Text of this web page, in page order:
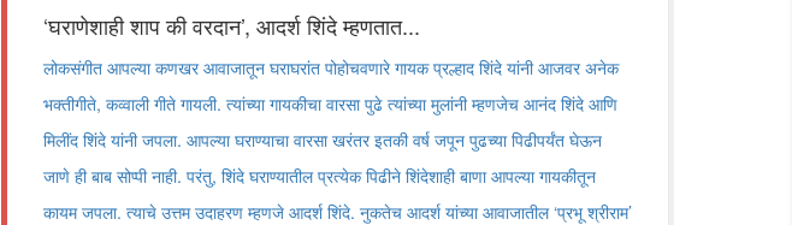
‘घराणेशाही शाप की वरदान’, आदर्श शिंदे म्हणतात...
लोकसंगीत आपल्या कणखर आवाजातून घराघरांत पोहोचवणारे गायक प्रल्हाद शिंदे यांनी आजवर अनेक
भक्तीगीते, कव्वाली गीते गायली. त्यांच्या गायकीचा वारसा पुढे त्यांच्या मुलांनी म्हणजेच आनंद शिंदे आणि
मिलींद शिंदे यांनी जपला. आपल्या घराण्याचा वारसा खरंतर इतकी वर्ष जपून पुढच्या पिढीपर्यंत घेऊन
जाणे ही बाब सोप्पी नाही. परंतु, शिंदे घराण्यातील प्रत्येक पिढीने शिंदेशाही बाणा आपल्या गायकीतून
कायम जपला. त्याचे उत्तम उदाहरण म्हणजे आदर्श शिंदे. नुकतेच आदर्श यांच्या आवाजातील ‘प्रभू श्रीराम’